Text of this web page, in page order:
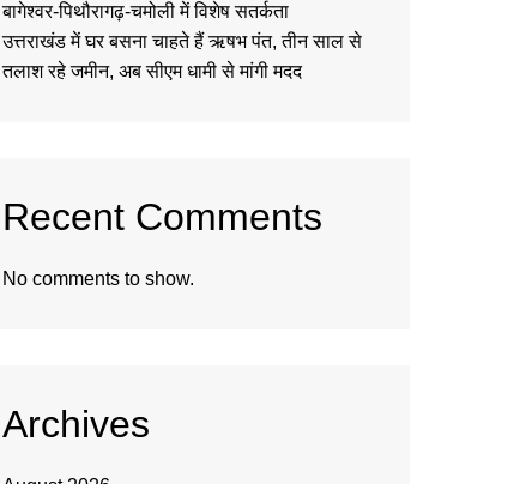
बागेश्वर-पिथौरागढ़-चमोली में विशेष सतर्कता
उत्तराखंड में घर बसना चाहते हैं ऋषभ पंत, तीन साल से
तलाश रहे जमीन, अब सीएम धामी से मांगी मदद
Recent Comments
No comments to show.
Archives